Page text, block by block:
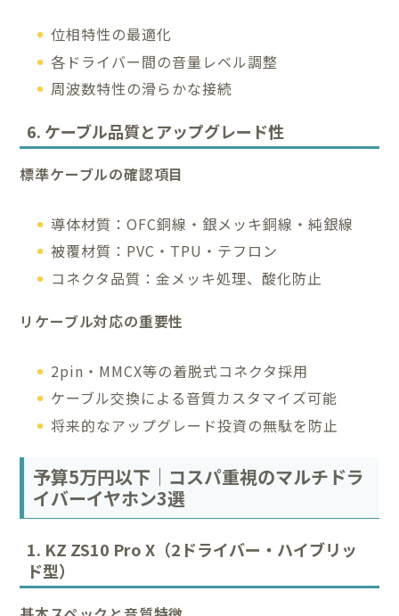
位相特性の最適化
各ドライバー間の音量レベル調整
周波数特性の滑らかな接続
6. ケーブル品質とアップグレード性
標準ケーブルの確認項目
導体材質：OFC銅線・銀メッキ銅線・純銀線
被覆材質：PVC・TPU・テフロン
コネクタ品質：金メッキ処理、酸化防止
リケーブル対応の重要性
2pin・MMCX等の着脱式コネクタ採用
ケーブル交換による音質カスタマイズ可能
将来的なアップグレード投資の無駄を防止
予算5万円以下｜コスパ重視のマルチドラ
イバーイヤホン3選
1. KZ ZS10 Pro X（2ドライバー・ハイブリッ
ド型）